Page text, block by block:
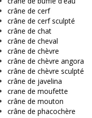
crâne de cerf
crâne de cerf sculpté
crâne de chat
crâne de cheval
crâne de chèvre
crâne de chèvre angora
crâne de chèvre sculpté
crâne de javelina
crane de moufette
crâne de mouton
crâne de phacochère